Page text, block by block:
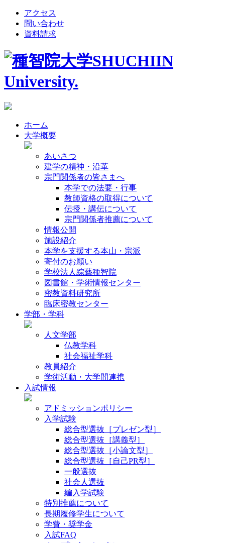
アクセス
問い合わせ
資料請求
ホーム
大学概要
あいさつ
建学の精神・沿革
宗門関係者の皆さまへ
本学での法要・行事
教師資格の取得について
伝授・講伝について
宗門関係者推薦について
情報公開
施設紹介
本学を支援する本山・宗派
寄付のお願い
学校法人綜藝種智院
図書館・学術情報センター
密教資料研究所
臨床密教センター
学部・学科
人文学部
仏教学科
社会福祉学科
教員紹介
学術活動・大学間連携
入試情報
アドミッションポリシー
入学試験
総合型選抜［プレゼン型］
総合型選抜［講義型］
総合型選抜［小論文型］
総合型選抜［自己PR型］
一般選抜
社会人選抜
編入学試験
特別推薦について
長期履修学生について
学費・奨学金
入試FAQ